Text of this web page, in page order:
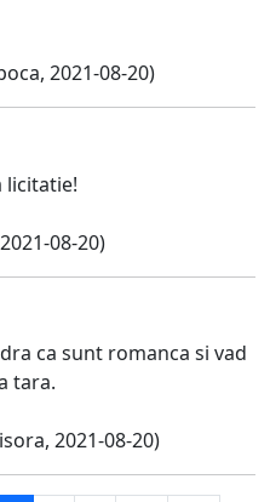
2021-08-20)
licitatie!
08-20)
ca sunt romanca si vad
tara.
2021-08-20)